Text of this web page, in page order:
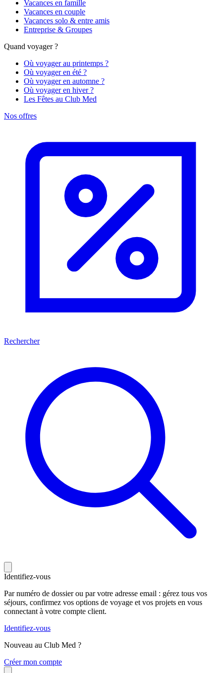
Vacances en famille
Vacances en couple
Vacances solo & entre amis
Entreprise & Groupes
Quand voyager ?
Où voyager au printemps ?
Où voyager en été ?
Où voyager en automne ?
Où voyager en hiver ?
Les Fêtes au Club Med
Nos offres
Rechercher
Identifiez-vous
Par numéro de dossier ou par votre adresse email : gérez tous vos
séjours, confirmez vos options de voyage et vos projets en vous
connectant à votre compte client.
Identifiez-vous
Nouveau au Club Med ?
Créer mon compte